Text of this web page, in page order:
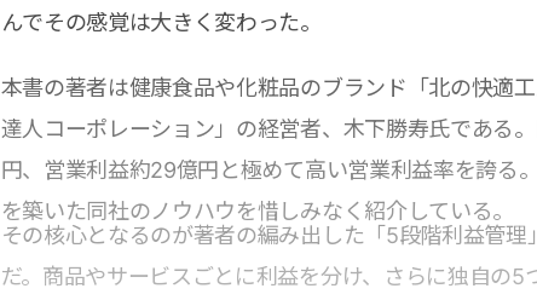
んでその感覚は大きく変わった。
本書の著者は健康食品や化粧品のブランド「北の快適
達人コーポレーション」の経営者、木下勝寿氏である
円、営業利益約29億円と極めて高い営業利益率を誇る
を築いた同社のノウハウを惜しみなく紹介している。
その核心となるのが著者の編み出した「5段階利益管理
だ。商品やサービスごとに利益を分け、さらに独自の5